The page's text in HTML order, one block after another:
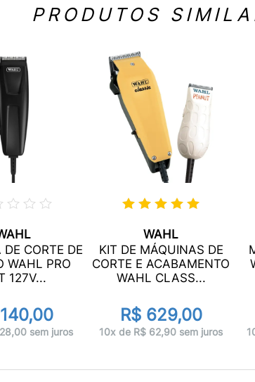
PRODUTOS
CORTE DE
WAHL PRO
127V...
sem juros
WAHL
KIT DE MÁQUINAS DE
CORTE E ACABAMENTO
WAHL CLASS...
R$ 629,00
10x de R$ 62,90 sem juros